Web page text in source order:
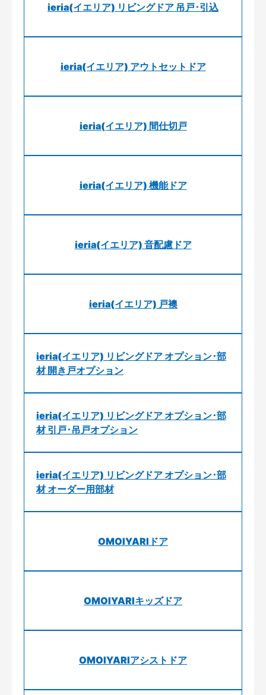
ieria(イエリア) リビングドア 吊戸･引込
ieria(イエリア) アウトセットドア
ieria(イエリア) 間仕切戸
ieria(イエリア) 機能ドア
ieria(イエリア) 音配慮ドア
ieria(イエリア) 戸襖
ieria(イエリア) リビングドア オプション･部
材 開き戸オプション
ieria(イエリア) リビングドア オプション･部
材 引戸･吊戸オプション
ieria(イエリア) リビングドア オプション･部
材 オーダー用部材
OMOIYARIドア
OMOIYARIキッズドア
OMOIYARIアシストドア